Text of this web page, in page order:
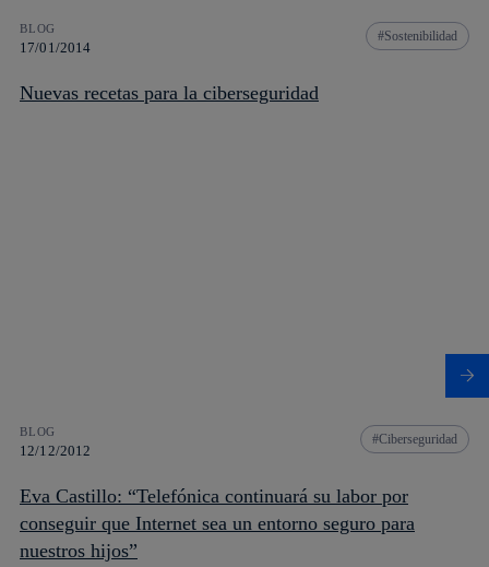
BLOG
17/01/2014
Sostenibilidad
Nuevas recetas para la ciberseguridad
BLOG
12/12/2012
Ciberseguridad
Eva Castillo: “Telefónica continuará su labor por
conseguir que Internet sea un entorno seguro para
nuestros hijos”